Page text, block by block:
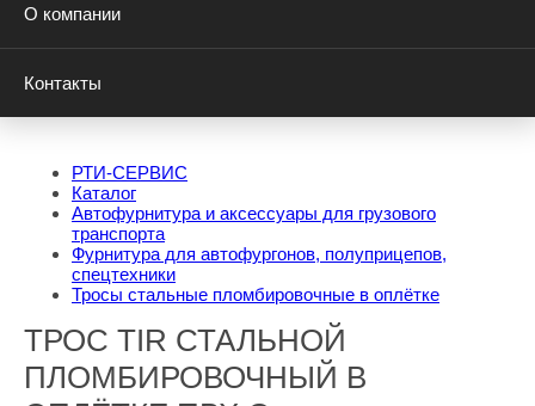
О компании
Контакты
РТИ-СЕРВИС
Каталог
Автофурнитура и аксессуары для грузового
транспорта
Фурнитура для автофургонов, полуприцепов,
спецтехники
Тросы стальные пломбировочные в оплётке
ТРОС TIR СТАЛЬНОЙ
ПЛОМБИРОВОЧНЫЙ В